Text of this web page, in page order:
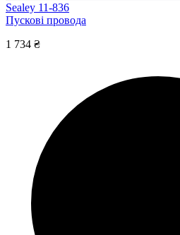
Sealey 11-836
Пускові провода
1 734 ₴